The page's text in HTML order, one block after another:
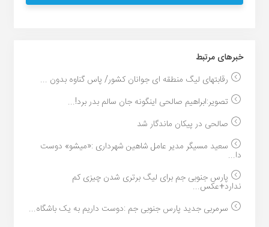
خبر‌های مرتبط
رقابتهای لیگ منطقه ای جوانان کشور/ پاس گناوه بدون ...
تصویر:ابراهیم صالحی اینگونه جان سالم بدر برد!...
صالحی در پیکان ماندگار شد
سعید مسیگر مدیر عامل شاهین شهرداری :«میشو» دوست
دا...
پارس جنوبی جم برای لیگ برتری شدن چیزی کم
ندارد+عکس...
سرمربی جدید پارس جنوبی جم :دوست داریم به یک باشگاه...